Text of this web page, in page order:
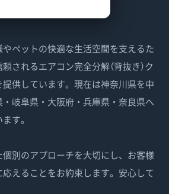
ペットの快適な生活空間を支えるた
されるエアコン完全分解（背抜き）ク
供しています。現在は神奈川県を中
岐阜県・大阪府・兵庫県・奈良県へ
す。
別のアプローチを大切にし、お客様
えることをお約束します。安心して